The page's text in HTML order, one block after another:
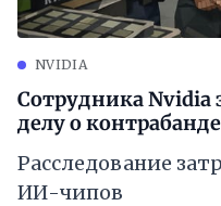
NVIDIA
Сотрудника Nvidia
делу о
Расследование
ИИ-чипов